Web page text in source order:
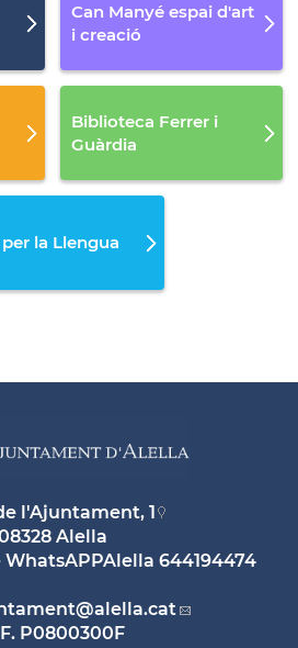
Can Manyé espai d'art
i creació
Biblioteca Ferrer i
Guàrdia
la Llengua
l'Ajuntament, 1
Alella
WhatsAPPAlella 644194474
@alella.cat
P0800300F